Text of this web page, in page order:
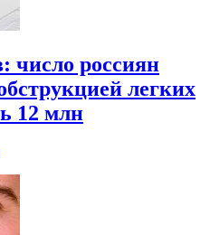
число россиян
легких
12 млн